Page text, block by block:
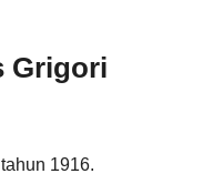
Grigori
1916.